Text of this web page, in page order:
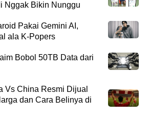
Nggak Bikin Nunggu
Pakai Gemini AI,
ala K-Popers
Bobol 50TB Data dari
Vs China Resmi Dijual
dan Cara Belinya di